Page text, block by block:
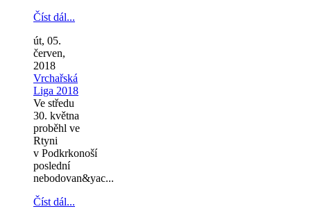
Číst dál...
út, 05.
červen,
2018
Vrchařská
Liga 2018
Ve středu
30. května
proběhl ve
Rtyni
v Podkrkonoší
poslední
nebodovan&yac...
Číst dál...